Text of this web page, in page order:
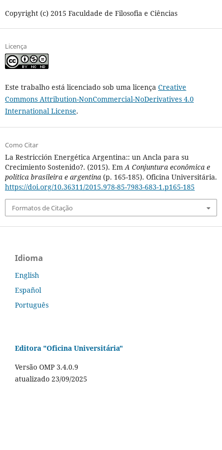
Copyright (c) 2015 Faculdade de Filosofia e Ciências
Licença
Este trabalho está licenciado sob uma licença Creative
Commons Attribution-NonCommercial-NoDerivatives 4.0
International License.
Como Citar
La Restricción Energética Argentina:: un Ancla para su
Crecimiento Sostenido?. (2015). EmA Conjuntura econômica e
política brasileira e argentina(p. 165-185). Oficina Universitária.
https://doi.org/10.36311/2015.978-85-7983-683-1.p165-185
Formatos de Citação
Idioma
English
Español
Português
Editora "Oficina Universitária"
Versão OMP 3.4.0.9
atualizado 23/09/2025